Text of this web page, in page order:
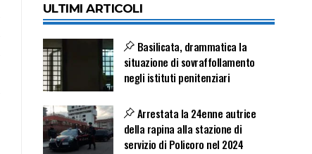
ULTIMI ARTICOLI
Basilicata, drammatica la
situazione di sovraffollamento
negli istituti penitenziari
Arrestata la 24enne autrice
della rapina alla stazione di
servizio di Policoro nel 2024